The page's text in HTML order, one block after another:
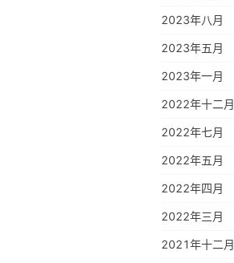
2023年八月
2023年五月
2023年一月
2022年十二月
2022年七月
2022年五月
2022年四月
2022年三月
2021年十二月